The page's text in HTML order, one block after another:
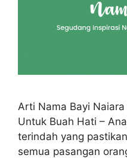
Arti Nama Bayi
Untuk Buah Hati –
terindah yang
semua pasangan